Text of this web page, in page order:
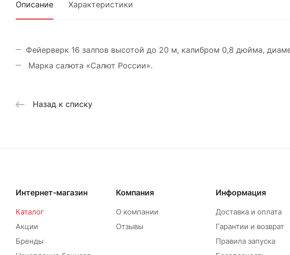
Описание Характеристики
Фейерверк 16 залпов высотой до 20 м, калибром 0,8 дюйма,
Марка салюта «Салют России».
Назад к списку
Интернет-магазин
Каталог
Акции
Бренды
Компания
О компании
Отзывы
Информация
Доставка и оплата
Гарантии и возврат
Правила запуска